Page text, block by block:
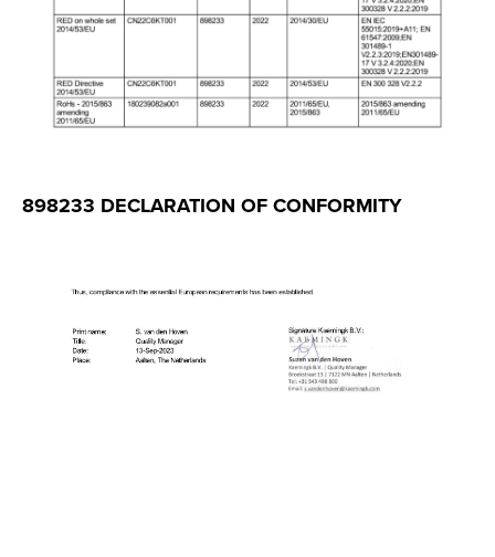
898233 DECLARATION OF CONFORMITY